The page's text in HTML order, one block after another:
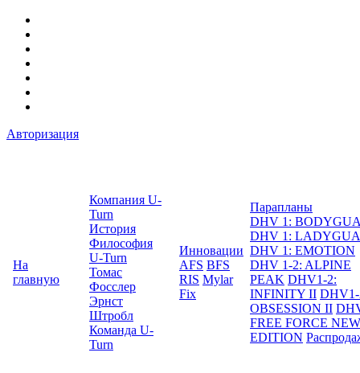
Авторизация
На
главную
Компания U-
Turn
История
Философия
U-Turn
Томас
Фосслер
Эрнст
Штробл
Команда U-
Turn
Инновации
AFS BFS
RIS Mylar
Fix
Парапланы
DHV 1:
DHV 1:
DHV 1: EMOTION
DHV 1-2: ALPINE
PEAK DHV1-2:
INFINITY II
OBSESSION II
FREE FORCE NEW
EDITION